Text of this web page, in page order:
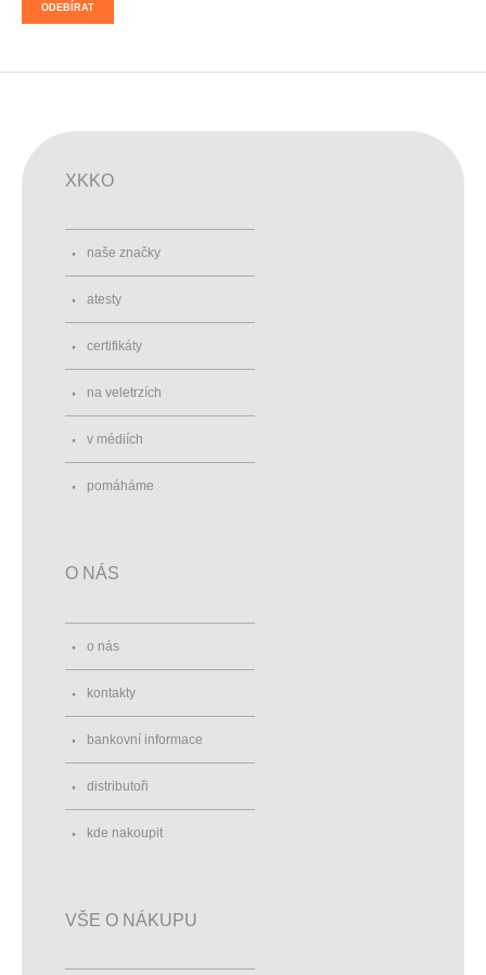
ODEBÍRAT
XKKO
naše značky
atesty
certifikáty
na veletrzích
v médiích
pomáháme
O NÁS
o nás
kontakty
bankovní informace
distributoři
kde nakoupit
VŠE O NÁKUPU